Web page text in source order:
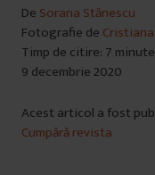
De Sorana Stănescu
Fotografie de
Timp de citire: 7 minute
9 decembrie 2020
Acest articol a fost
Cumpără revista